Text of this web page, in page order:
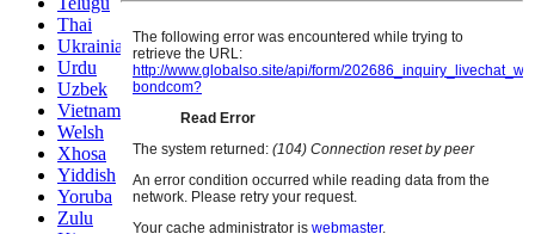
Thai
Ukrainian
Urdu
Uzbek
Vietnamese
Welsh
Xhosa
Yiddish
Yoruba
Zulu